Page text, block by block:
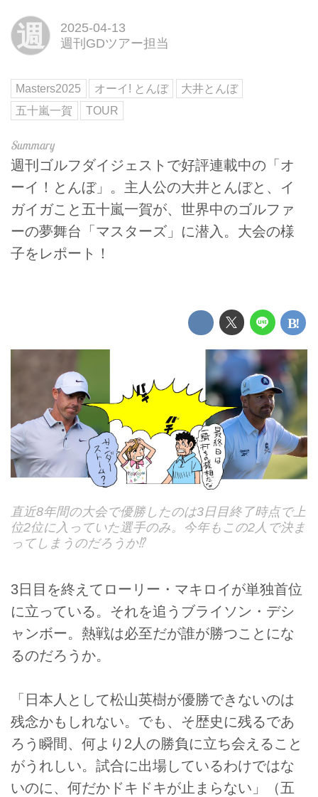
週
2025-04-13
週刊GDツアー担当
Masters2025 オーイ! とんぼ
大井とんぼ
五十嵐一賀
TOUR
週刊ゴルフダイジェストで好評連載中の「オ
ーイ！とんぼ」。主人公の大井とんぼと、イ
ガイガこと五十嵐一賀が、世界中のゴルファ
ーの夢舞台「マスターズ」に潜入。大会の様
子をレポート！
直近8年間の大会で優勝したのは3日目終了時点で上
位2位に入っていた選手のみ。今年もこの2人で決ま
ってしまうのだろうか⁉
3日目を終えてローリー・マキロイが単独首位
に立っている。それを追うブライソン・デシ
ャンボー。熱戦は必至だが誰が勝つことにな
るのだろうか。
「日本人として松山英樹が優勝できないのは
残念かもしれない。でも、そ歴史に残るであ
ろう瞬間、何より2人の勝負に立ち会えること
がうれしい。試合に出場しているわけではな
いのに、何だかドキドキが止まらない」（五